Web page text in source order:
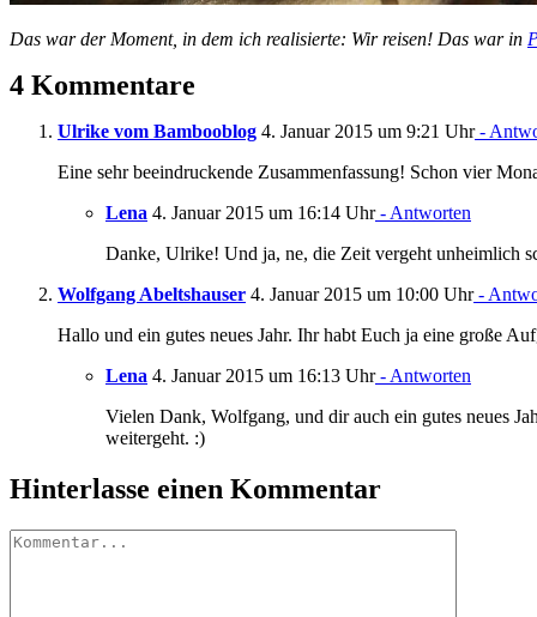
Das war der Moment, in dem ich realisierte: Wir reisen! Das war in
4 Kommentare
Ulrike vom Bambooblog 4. Januar 2015 um 9:21 Uhr-
Eine sehr beeindruckende Zusammenfassung! Schon vier
Lena 4. Januar 2015 um 16:14 Uhr- Antworten
Danke, Ulrike! Und ja, ne, die Zeit vergeht unheimlich
Wolfgang Abeltshauser 4. Januar 2015 um 10:00 Uhr-
Hallo und ein gutes neues Jahr. Ihr habt Euch ja eine große
Lena 4. Januar 2015 um 16:13 Uhr- Antworten
Vielen Dank, Wolfgang, und dir auch ein gutes neues
weitergeht. :)
Hinterlasse einen Kommentar
Kommentar